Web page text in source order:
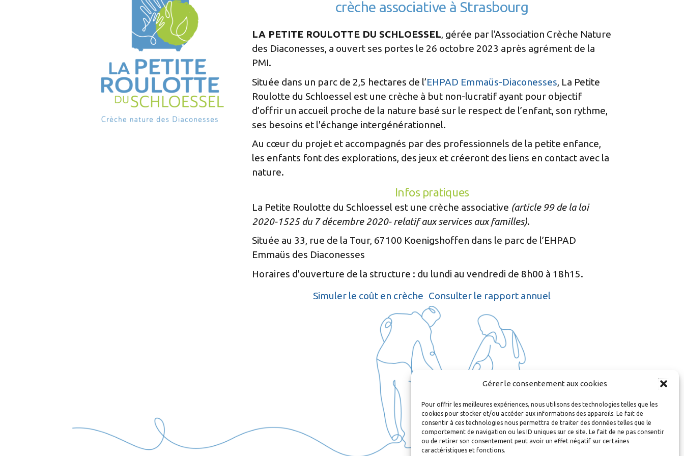
Gérer le consentement aux cookies
Pour offrir les meilleures expériences, nous utilisons des technologies telles que les
cookies pour stocker et/ou accéder aux informations des appareils. Le fait de
consentir à ces technologies nous permettra de traiter des données telles que le
comportement de navigation ou les ID uniques sur ce site. Le fait de ne pas consentir
ou de retirer son consentement peut avoir un effet négatif sur certaines
caractéristiques et fonctions.
crèche associative à Strasbourg
LA PETITE ROULOTTE DU SCHLOESSEL, gérée par l'Association Crèche Nature
des Diaconesses, a ouvert ses portes le 26 octobre 2023 après agrément de la
PMI.
Située dans un parc de 2,5 hectares de l’EHPAD Emmaüs-Diaconesses, La Petite
Roulotte du Schloessel est une crèche à but non-lucratif ayant pour objectif
d’offrir un accueil proche de la nature basé sur le respect de l’enfant, son rythme,
ses besoins et l'échange intergénérationnel.
Au cœur du projet et accompagnés par des professionnels de la petite enfance,
les enfants font des explorations, des jeux et créeront des liens en contact avec la
nature.
Infos pratiques
La Petite Roulotte du Schloessel est une crèche associative (article 99 de la loi
2020-1525 du 7 décembre 2020- relatif aux services aux familles).
Située au 33, rue de la Tour, 67100 Koenigshoffen dans le parc de l’EHPAD
Emmaüs des Diaconesses
Horaires d'ouverture de la structure : du lundi au vendredi de 8h00 à 18h15.
Simuler le coût en crèche Consulter le rapport annuel